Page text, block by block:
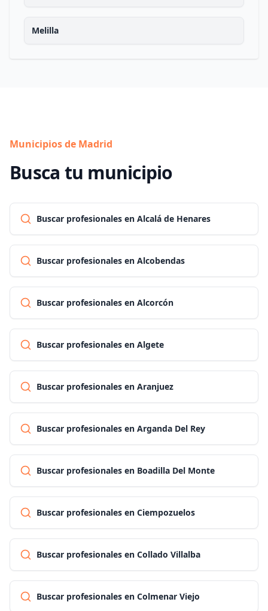
Melilla
Municipios de Madrid
Busca tu municipio
Buscar profesionales en Alcalá de Henares
Buscar profesionales en Alcobendas
Buscar profesionales en Alcorcón
Buscar profesionales en Algete
Buscar profesionales en Aranjuez
Buscar profesionales en Arganda Del Rey
Buscar profesionales en Boadilla Del Monte
Buscar profesionales en Ciempozuelos
Buscar profesionales en Collado Villalba
Buscar profesionales en Colmenar Viejo